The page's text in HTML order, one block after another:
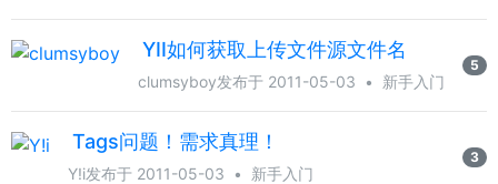
YII如何获取上传文件源文件名
clumsyboy发布于 2011-05-03 • 新手入门
5
Tags问题！需求真理！
Y!i发布于 2011-05-03 • 新手入门
3